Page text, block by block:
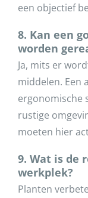
een objectief
8. Kan een
worden
Ja, mits er
middelen. Een
ergonomische
rustige
moeten hier
9. Wat is de
werkplek?
Planten